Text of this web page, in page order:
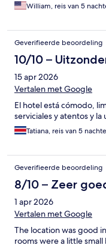
William, reis van 5
Geverifieerde beoordeling
10/10 –
15 apr 2026
Vertalen met Google
El hotel está cómodo,
serviciales y atentos y
Tatiana, reis van 5
Geverifieerde beoordeling
8/10 – Zeer
1 apr 2026
Vertalen met Google
The location was good
rooms were a little